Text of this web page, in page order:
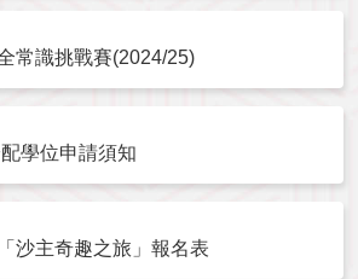
常識挑戰賽(2024/25)
學位申請須知
沙主奇趣之旅」報名表